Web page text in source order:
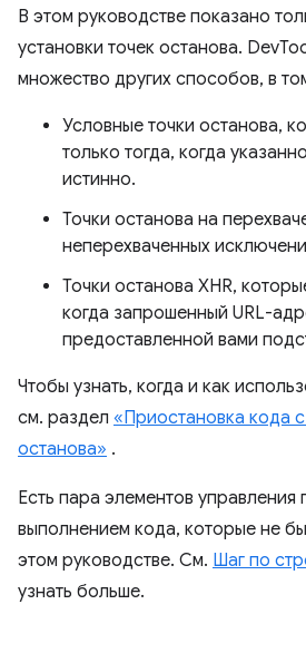
В этом руководстве показано
установки точек останова.
множество других способов, в
Условные точки останова,
только тогда, когда
истинно.
Точки останова на
неперехваченных
Точки останова XHR,
когда запрошенный URL-
предоставленной вами
Чтобы узнать, когда и как
см. раздел «Приостановка кода
останова» .
Есть пара элементов управления
выполнением кода, которые не
этом руководстве. См. Шаг по
узнать больше.